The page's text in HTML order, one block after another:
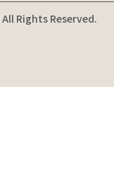
All Rights Reserved.